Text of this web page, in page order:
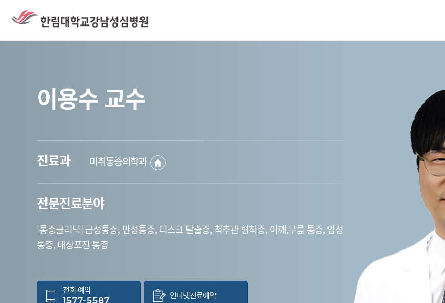
이용수 교수
진료과 마취통증의학과
전문진료분야
[통증클리닉] 급성통증, 만성통증, 디스크 탈출증, 척추관 협착증, 어깨,무릎 통증, 암성
통증, 대상포진 통증
전화 예약
1577-5587 인터넷진료예약